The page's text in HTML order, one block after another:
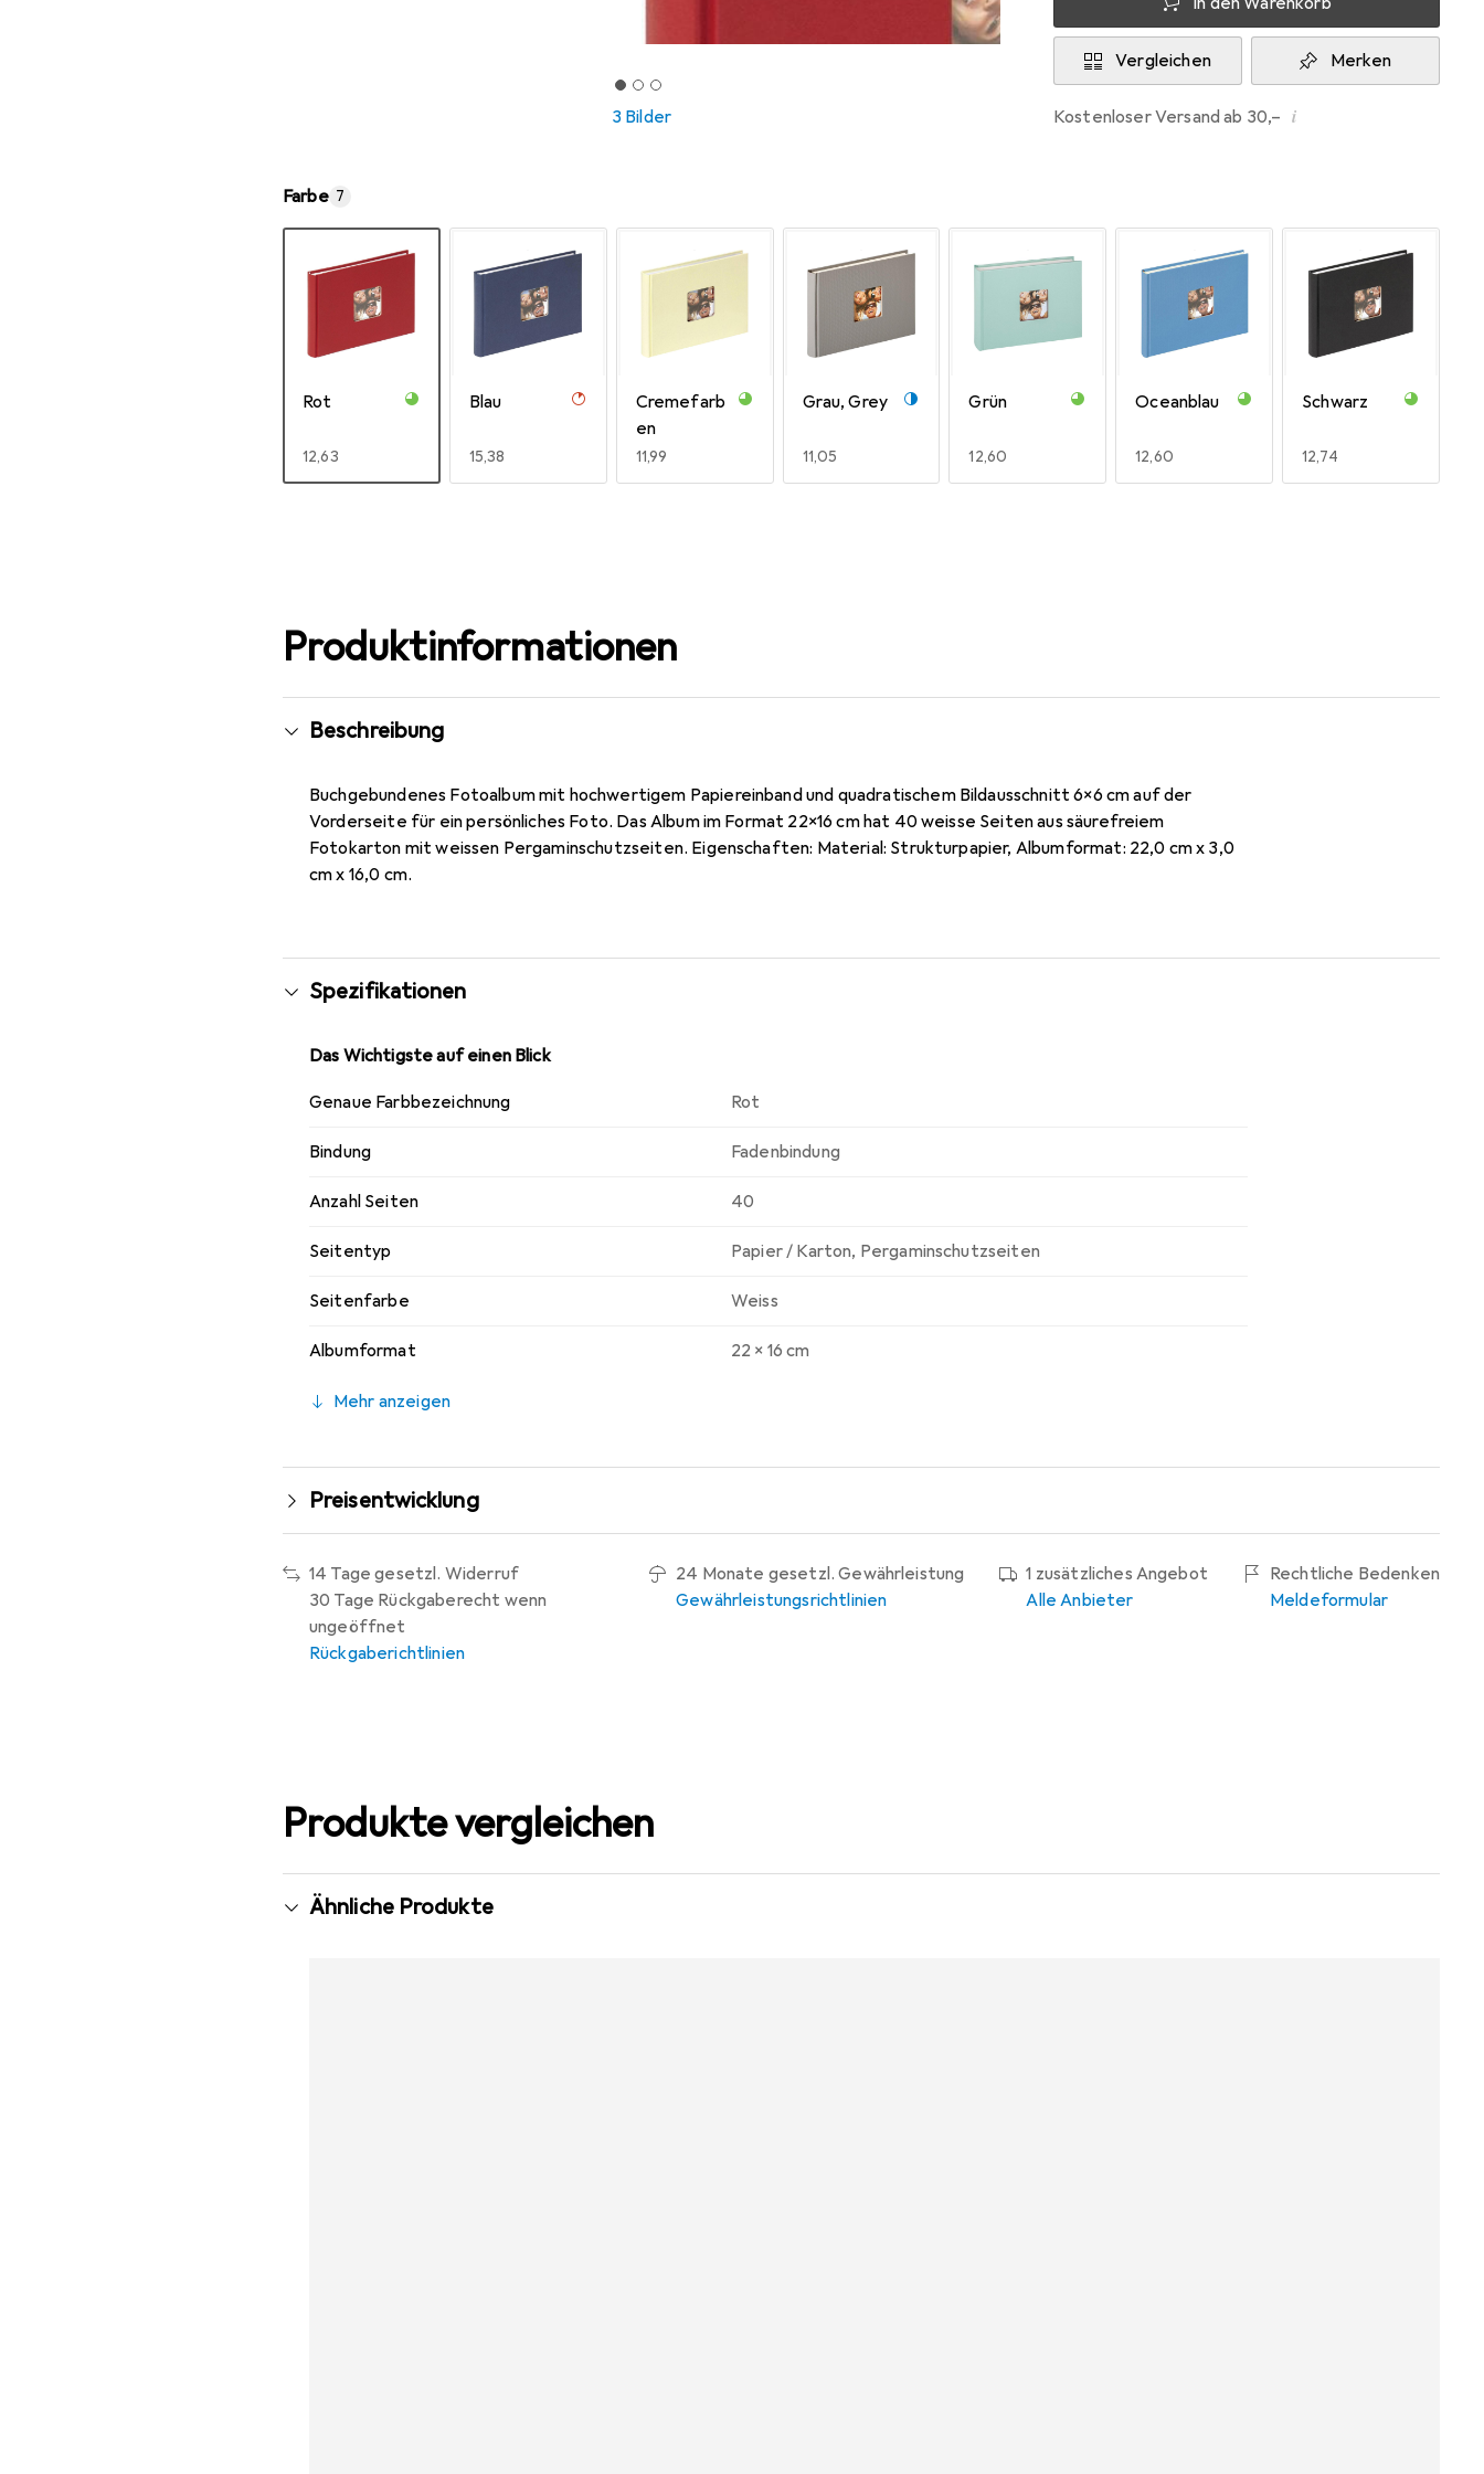
3 Bilder
Vergleichen Merken
Kostenloser Versand ab 30,– i
Farbe 7
Rot
EUR
12,63
Blau
EUR
15,38
Cremefarb
en
EUR
11,99
Grau, Grey
EUR
11,05
Grün
EUR
12,60
Oceanblau
EUR
12,60
Schwarz
EUR
12,74
Produktinformationen
Beschreibung
Buchgebundenes Fotoalbum mit hochwertigem Papiereinband und quadratischem Bildausschnitt 6x6 cm auf der
Vorderseite für ein persönliches Foto. Das Album im Format 22x16 cm hat 40 weisse Seiten aus säurefreiem
Fotokarton mit weissen Pergaminschutzseiten. Eigenschaften: Material: Strukturpapier, Albumformat: 22,0 cm x 3,0
cm x 16,0 cm.
Spezifikationen
Das Wichtigste auf einen Blick
Genaue Farbbezeichnung Rot
Bindung Fadenbindung
Anzahl Seiten 40
Seitentyp Papier / Karton, Pergaminschutzseiten
Seitenfarbe Weiss
Albumformat 22 x 16 cm
Mehr anzeigen
Preisentwicklung
14 Tage gesetzl. Widerruf
30 Tage Rückgaberecht wenn
ungeöffnet
Rückgaberichtlinien
24 Monate gesetzl. Gewährleistung
Gewährleistungsrichtlinien
1 zusätzliches Angebot
Alle Anbieter
Rechtliche Bedenken
Meldeformular
Produkte vergleichen
Ähnliche Produkte